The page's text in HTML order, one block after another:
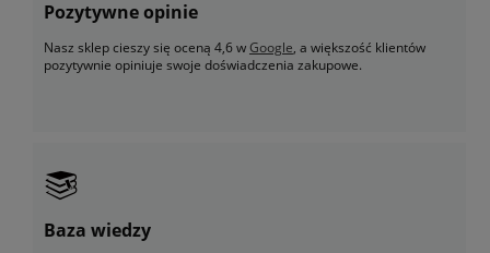
Pozytywne opinie
Nasz sklep cieszy się oceną 4,6 wGoogle, a większość klientów
pozytywnie opiniuje swoje doświadczenia zakupowe.
Baza wiedzy